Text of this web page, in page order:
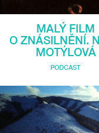
MALÝ FILM
O ZNÁSILNĚNÍ.
MOTÝLOVÁ
PODCAST